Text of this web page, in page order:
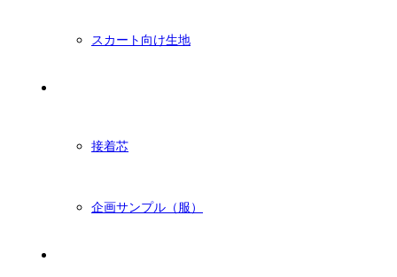
スカート向け生地
接着芯
企画サンプル（服）